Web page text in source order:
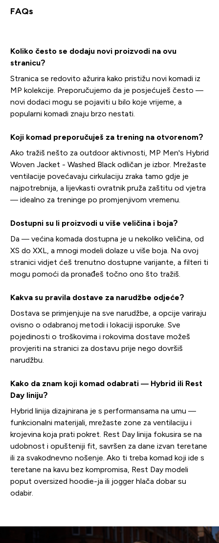
FAQs
Koliko često se dodaju novi proizvodi na ovu
stranicu?
Stranica se redovito ažurira kako pristižu novi komadi iz
MP kolekcije. Preporučujemo da je posjećuješ često —
novi dodaci mogu se pojaviti u bilo koje vrijeme, a
popularni komadi znaju brzo nestati.
Koji komad preporučuješ za trening na otvorenom?
Ako tražiš nešto za outdoor aktivnosti, MP Men's Hybrid
Woven Jacket - Washed Black odličan je izbor. Mrežaste
ventilacije povećavaju cirkulaciju zraka tamo gdje je
najpotrebnija, a lijevkasti ovratnik pruža zaštitu od vjetra
— idealno za treninge po promjenjivom vremenu.
Dostupni su li proizvodi u više veličina i boja?
Da — većina komada dostupna je u nekoliko veličina, od
XS do XXL, a mnogi modeli dolaze u više boja. Na ovoj
stranici vidjet ćeš trenutno dostupne varijante, a filteri ti
mogu pomoći da pronađeš točno ono što tražiš.
Kakva su pravila dostave za narudžbe odjeće?
Dostava se primjenjuje na sve narudžbe, a opcije variraju
ovisno o odabranoj metodi i lokaciji isporuke. Sve
pojedinosti o troškovima i rokovima dostave možeš
provjeriti na stranici za dostavu prije nego dovršiš
narudžbu.
Kako da znam koji komad odabrati — Hybrid ili Rest
Day liniju?
Hybrid linija dizajnirana je s performansama na umu —
funkcionalni materijali, mrežaste zone za ventilaciju i
krojevina koja prati pokret. Rest Day linija fokusira se na
udobnost i opušteniji fit, savršen za dane izvan teretane
ili za svakodnevno nošenje. Ako ti treba komad koji ide s
teretane na kavu bez kompromisa, Rest Day modeli
poput oversized hoodie-ja ili jogger hlača dobar su
odabir.